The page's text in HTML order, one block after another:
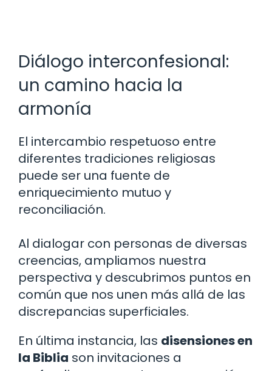
Diálogo interconfesional:
un camino hacia la
armonía
El intercambio respetuoso entre
diferentes tradiciones religiosas
puede ser una fuente de
enriquecimiento mutuo y
reconciliación.
Al dialogar con personas de diversas
creencias, ampliamos nuestra
perspectiva y descubrimos puntos en
común que nos unen más allá de las
discrepancias superficiales.
En última instancia, las disensiones en
la Biblia son invitaciones a